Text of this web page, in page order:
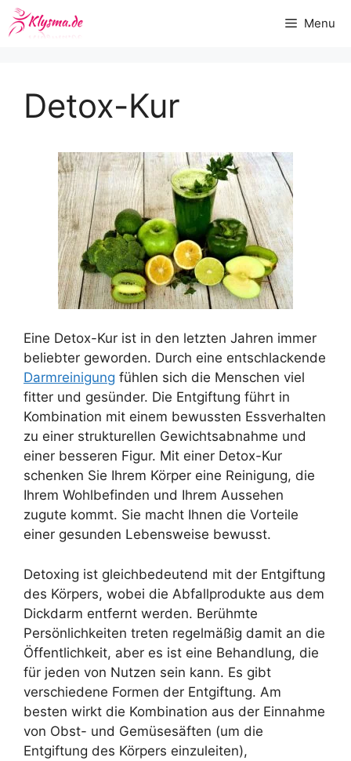
Zum
Inhalt
Menu
Detox-Kur
Eine Detox-Kur ist in den letzten Jahren immer
beliebter geworden. Durch eine entschlackende
Darmreinigung fühlen sich die Menschen viel
fitter und gesünder. Die Entgiftung führt in
Kombination mit einem bewussten Essverhalten
zu einer strukturellen Gewichtsabnahme und
einer besseren Figur. Mit einer Detox-Kur
schenken Sie Ihrem Körper eine Reinigung, die
Ihrem Wohlbefinden und Ihrem Aussehen
zugute kommt. Sie macht Ihnen die Vorteile
einer gesunden Lebensweise bewusst.
Detoxing ist gleichbedeutend mit der Entgiftung
des Körpers, wobei die Abfallprodukte aus dem
Dickdarm entfernt werden. Berühmte
Persönlichkeiten treten regelmäßig damit an die
Öffentlichkeit, aber es ist eine Behandlung, die
für jeden von Nutzen sein kann. Es gibt
verschiedene Formen der Entgiftung. Am
besten wirkt die Kombination aus der Einnahme
von Obst- und Gemüsesäften (um die
Entgiftung des Körpers einzuleiten),